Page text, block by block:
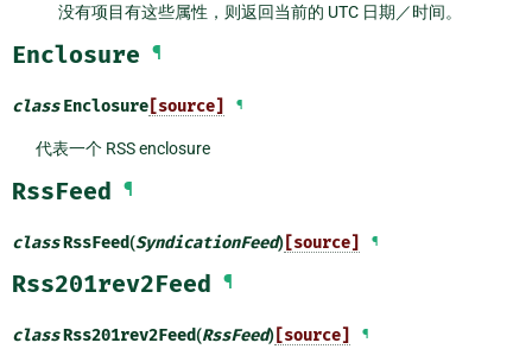
没有项目有这些属性，则返回当前的 UTC 日期／时间。
Enclosure ¶
class Enclosure [source] ¶
代表一个 RSS enclosure
RssFeed ¶
classRssFeed(SyndicationFeed) [source] ¶
Rss201rev2Feed ¶
classRss201rev2Feed(RssFeed) [source] ¶